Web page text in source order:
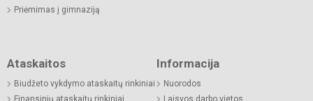
Priėmimas į gimnaziją
Ataskaitos
Biudžeto vykdymo ataskaitų rinkiniai
Finansinių ataskaitų rinkiniai
Informacija
Nuorodos
Laisvos darbo vietos